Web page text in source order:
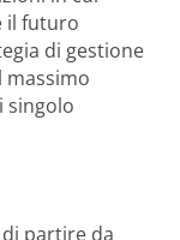
il futuro
di gestione
massimo
singolo
partire da